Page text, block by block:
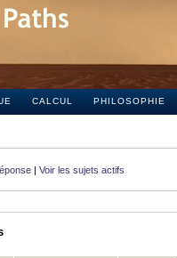
CALCUL PHILOSOPHIE
| Voir les sujets actifs